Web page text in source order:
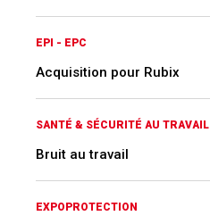
EPI - EPC
Acquisition pour Rubix
SANTÉ & SÉCURITÉ AU TRAVAIL
Bruit au travail
EXPOPROTECTION